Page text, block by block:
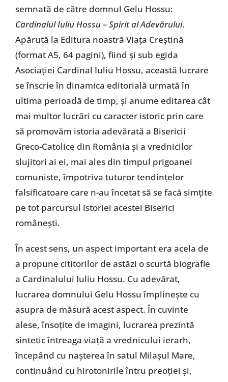
semnată de către domnul Gelu Hossu:
Cardinalul Iuliu Hossu – Spirit al Adevărului.
Apărută la Editura noastră Viața Creștină
(format A5, 64 pagini), fiind și sub egida
Asociației Cardinal Iuliu Hossu, această lucrare
se înscrie în dinamica editorială urmată în
ultima perioadă de timp, și anume editarea cât
mai multor lucrări cu caracter istoric prin care
să promovăm istoria adevărată a Bisericii
Greco-Catolice din România și a vrednicilor
slujitori ai ei, mai ales din timpul prigoanei
comuniste, împotriva tuturor tendințelor
falsificatoare care n-au încetat să se facă simțite
pe tot parcursul istoriei acestei Biserici
românești.
În acest sens, un aspect important era acela de
a propune cititorilor de astăzi o scurtă biografie
a Cardinalului Iuliu Hossu. Cu adevărat,
lucrarea domnului Gelu Hossu împlinește cu
asupra de măsură acest aspect. În cuvinte
alese, însoțite de imagini, lucrarea prezintă
sintetic întreaga viață a vrednicului ierarh,
începând cu nașterea în satul Milașul Mare,
continuând cu hirotonirile întru preoției și,